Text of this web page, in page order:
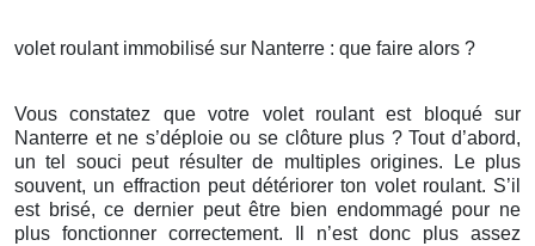
volet roulant immobilisé sur Nanterre : que faire alors ?
Vous constatez que votre volet roulant est bloqué sur
Nanterre et ne s’déploie ou se clôture plus ? Tout d’abord,
un tel souci peut résulter de multiples origines. Le plus
souvent, un effraction peut détériorer ton volet roulant. S’il
est brisé, ce dernier peut être bien endommagé pour ne
plus fonctionner correctement. Il n’est donc plus assez